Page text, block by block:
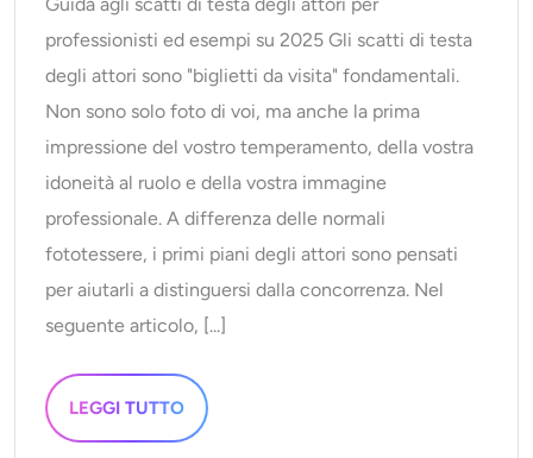
professionisti ed esempi su 2025 Gli scatti di testa
degli attori sono "biglietti da visita" fondamentali.
Non sono solo foto di voi, ma anche la prima
impressione del vostro temperamento, della vostra
idoneità al ruolo e della vostra immagine
professionale. A differenza delle normali
fototessere, i primi piani degli attori sono pensati
per aiutarli a distinguersi dalla concorrenza. Nel
seguente articolo, [...]
LEGGI TUTTO